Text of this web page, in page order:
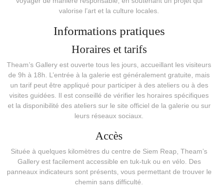
valorise l’art et la culture locales.
Informations pratiques
Horaires et tarifs
Theam’s Gallery est ouverte tous les jours, accueillant les visiteurs
de 9h à 18h. L’entrée à la galerie est généralement gratuite, mais
un tarif peut être appliqué pour participer à des ateliers ou à des
visites guidées. Il est conseillé de vérifier les horaires spécifiques
et la disponibilité des ateliers sur le site officiel de la galerie ou sur
leurs réseaux sociaux.
Accès
Située à quelques kilomètres du centre de Siem Reap, Theam’s
Gallery est facilement accessible en tuk-tuk ou en vélo. Des
panneaux indicateurs sont présents, vous permettant de trouver le
chemin sans difficulté.